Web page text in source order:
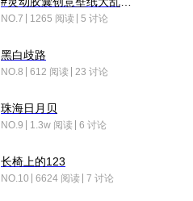
NO.7 1265 阅读 5 讨论
黑白歧路
NO.8 612 阅读 23 讨论
珠海日月贝
NO.9 1.3w 阅读 6 讨论
长椅上的123
NO.10 6624 阅读 7 讨论